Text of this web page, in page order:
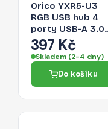
Orico YXR5-U3
RGB USB hub 4
porty USB-A 3.0
se čtečkou SD a
microSD karet 0,3
m – černý
397 Kč
Skladem (2-4 dny)
Do košíku